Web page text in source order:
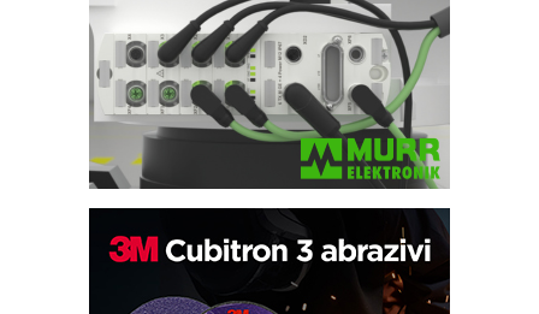
Potpuna efikasnost bez složenih
sistema